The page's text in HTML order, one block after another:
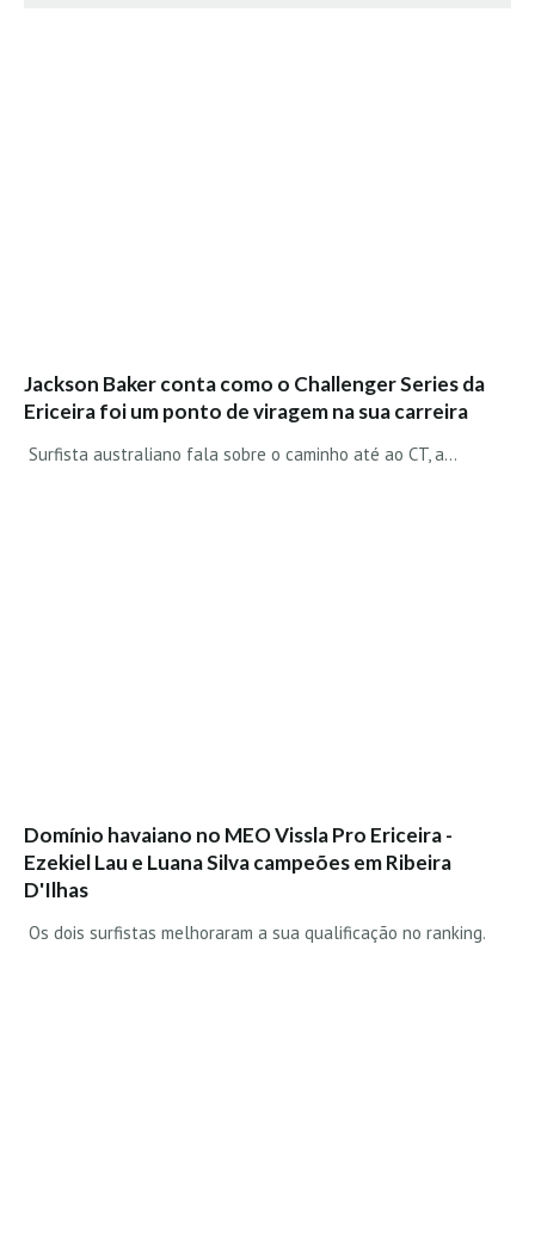
Jackson Baker conta como o Challenger Series da
Ericeira foi um ponto de viragem na sua carreira
Surfista australiano fala sobre o caminho até ao CT, a…
Domínio havaiano no MEO Vissla Pro Ericeira -
Ezekiel Lau e Luana Silva campeões em Ribeira
D'Ilhas
Os dois surfistas melhoraram a sua qualificação no ranking.